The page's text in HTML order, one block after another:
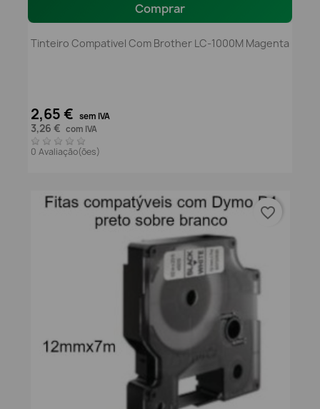
Comprar
Tinteiro Compativel Com Brother LC-1000M Magenta
2,65 € sem IVA
3,26 € com IVA
0 Avaliação(ões)
favorite_border